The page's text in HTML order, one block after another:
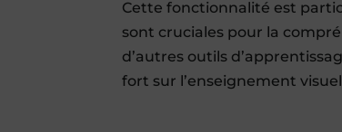
Cette fonctionnalité est
sont cruciales pour la
d’autres outils
fort sur l’enseignement